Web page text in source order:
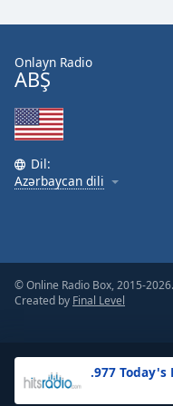
Text
Opacity
Background
.977 Today's
Onlayn Radio
ABŞ
Dil:
Azərbaycan dili
© Online Radio Box, 2015-2026.
Created by Final Level